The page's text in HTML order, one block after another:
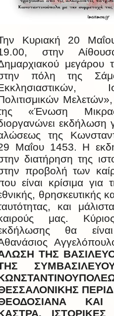
Κυριακή 20
στην
μεγάρου
πόλη της
«Ένωση
εκδήλωση
της
Μαΐου 1453. Η
διατήρηση της
προβολή των
είναι κρίσιμα για
θρησκευτικής
και
μας.
θα
ΤΗΣ
ΚΑΙ